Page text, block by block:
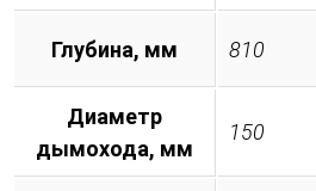
Глубина, мм 810
Диаметр
дымохода, мм
150